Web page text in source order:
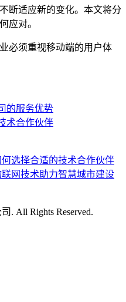
断适应新的变化。本文将分
应对。
必须重视移动端的用户体
的服务优势
术合作伙伴
何选择合适的技术合作伙伴
联网技术助力智慧城市建设
. All Rights Reserved.